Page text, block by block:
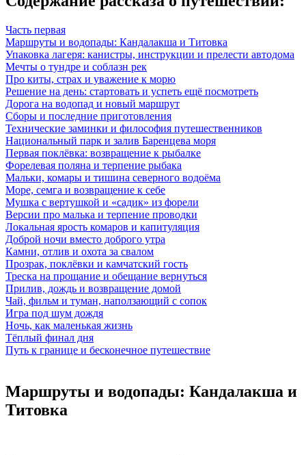
Часть первая
Маршруты и водопады: Кандалакша и Титовка
Упаковка лагеря: канистры, инструкции и прелести автодома
Мечты о тундре и соблазн рек
Про киты, страх и уважение к морю
Решение на день: стартовать и успеть ещё посмотреть
Дорога на водопад и новый маршрут
Сборы и последние приготовления
Технические заминки и философия путешественников
Национальный парк и залив Баренцева моря
Первая поклёвка: возвращение к рыбалке
Форелевая поляна и терпение рыбака
Мальки, комары и тишина северного водоёма
Море, семга и возвращение к себе
Мушка с вертушкой и «садик» из форели
Версии про малька и терпение проводки
Локальная ярость комаров и капитуляция
Доброй ночи вместо доброго утра
Камни, отлив и охота за свалом
Прозрак, поклёвки и камчатский гость
Треска на прощание и обещание вернуться
Прилив, дождь и возвращение домой
Чай, фильм и туман, наползающий с сопок
Игра под шум дождя
Ночь, как маленькая жизнь
Тёплый финал дня
Путь к границе и бесконечное путешествие
Маршруты и водопады: Кандалакша и
Титовка